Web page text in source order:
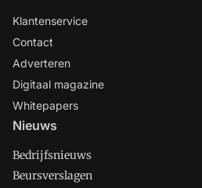
Klantenservice
Contact
Adverteren
Digitaal magazine
Whitepapers
Nieuws
Bedrijfsnieuws
Beursverslagen